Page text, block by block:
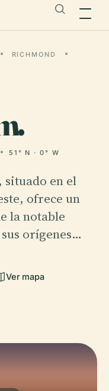
RICHMOND
51° N · 0° W
situado en el
ofrece un
la notable
orígenes…
Ver mapa